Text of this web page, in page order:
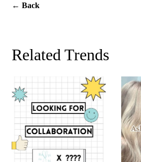
ok
← Back
Related Trends